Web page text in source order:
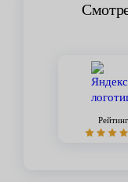
Рейтинг